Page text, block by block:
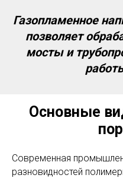
Газопламенное
позволяет
мосты и
Основные
Современная
разновидностей